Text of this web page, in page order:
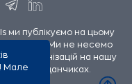
ми публікуємо на цьому
Ми не несемо
чи організацій на нашу
майданчиках.
Мале